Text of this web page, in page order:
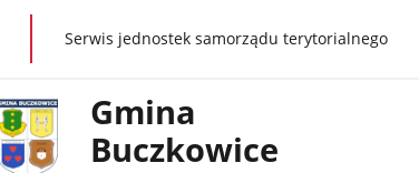
gov.plSerwis jednostek samorządu terytorialnego
Gmina
Buczkowice